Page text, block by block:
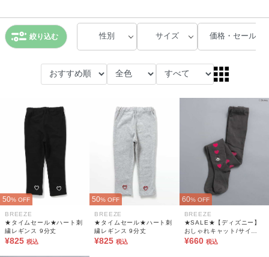
絞り込む 性別 サイズ 価格・セール
50% OFF
BREEZE
★タイムセール★ハート刺
繍レギンス 9分丈
¥825 税込
50% OFF
BREEZE
★タイムセール★ハート刺
繍レギンス 9分丈
¥825 税込
60% OFF
BREEZE
★SALE★【ディズニー】
おしゃれキャット/サイド
ハートタイツ
¥660 税込